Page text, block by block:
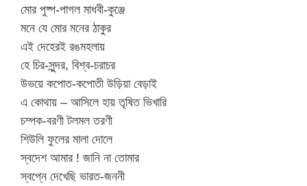
মোর পুষ্প-পাগল মাধবী-কুঞ্জে
মনে যে মোর মনের ঠাকুর
এই দেহেরই রঙমহলায়
হে চির-সুন্দর, বিশ্ব-চরাচর
উভয়ে কপোত-কপোতী উড়িয়া বেড়াই
এ কোথায় – আসিলে হায় তৃষিত ভিখারি
চম্পক-বরণী টলমল তরণী
শিউলি ফুলের মালা দোলে
স্বদেশ আমার ! জানি না তোমার
স্বপ্নে দেখেছি ভারত-জননী